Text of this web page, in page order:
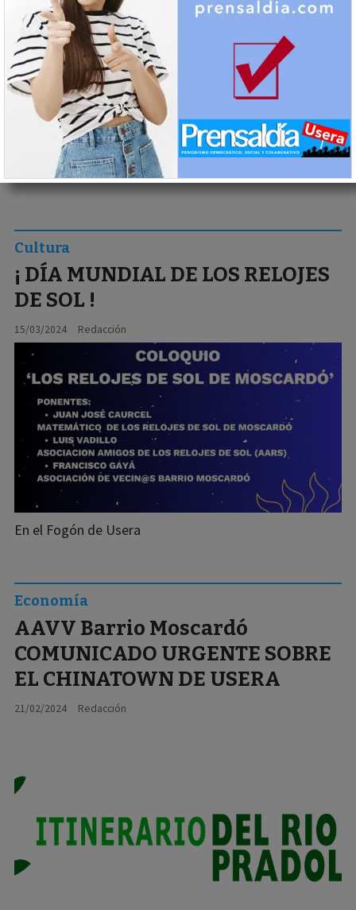
¡ DÍA MUNDIAL DE LOS RELOJES
DE SOL !
Redacción
Cultura
15/03/2024
En el Fogón de Usera
AAVV Barrio Moscardó
COMUNICADO URGENTE SOBRE
EL CHINATOWN DE USERA
Redacción
Economía
21/02/2024